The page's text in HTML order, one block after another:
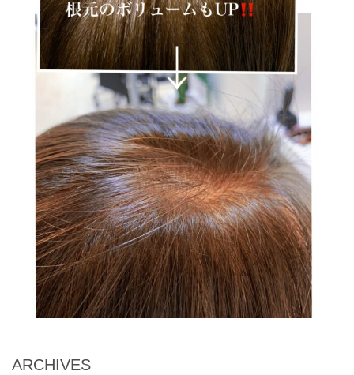
ARCHIVES